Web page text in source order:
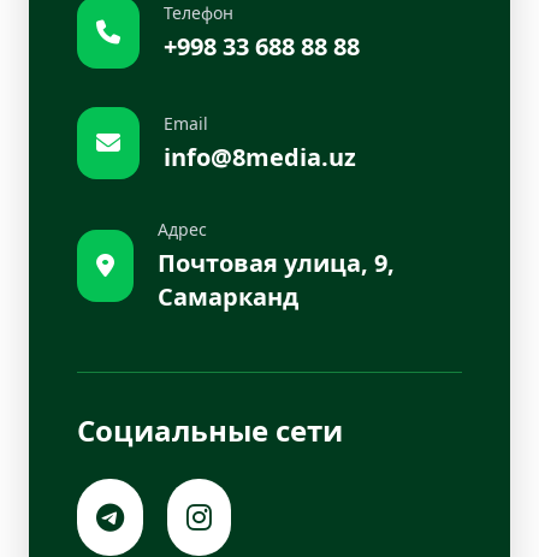
Телефон
+998 33 688 88 88
Email
info@8media.uz
Адрес
Почтовая улица, 9,
Самарканд
Социальные сети